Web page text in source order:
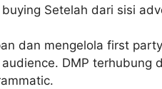
Setelah dari sisi
dan mengelola first
DMP terhubung